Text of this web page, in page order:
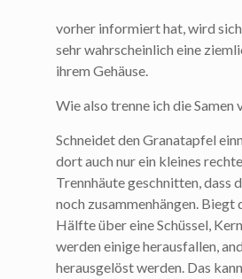
vorher informiert hat, wird
sehr wahrscheinlich eine
ihrem Gehäuse.
Wie also trenne ich die Samen
Schneidet den Granatapfel
dort auch nur ein kleines
Trennhäute geschnitten, dass
noch zusammenhängen.
Hälfte über eine Schüssel,
werden einige herausfallen,
herausgelöst werden. Das